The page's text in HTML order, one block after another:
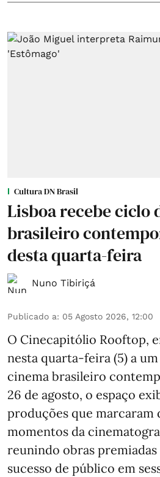
Cultura DN Brasil
Lisboa recebe ciclo
brasileiro
desta quarta-feira
Nuno Tibiriçá
Publicado a: 05 Agosto 2026, 12:00
O Cinecapitólio Rooftop,
nesta quarta-feira (5) a
cinema brasileiro
26 de agosto, o espaço
produções que marcaram
momentos da
reunindo obras premiadas
sucesso de público em